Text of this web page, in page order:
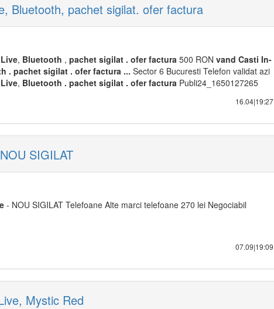
Bluetooth, pachet sigilat. ofer factura
Live, Bluetooth , pachet sigilat . ofer factura 500 RON vand Casti In-
. pachet sigilat . ofer factura ... Sector 6 Bucuresti Telefon validat azi
Live, Bluetooth . pachet sigilat . ofer factura Publi24_1650127265
16.04|19:27
SIGILAT
- NOU SIGILAT Telefoane Alte marci telefoane 270 lei Negociabil
07.09|19:09
Mystic Red